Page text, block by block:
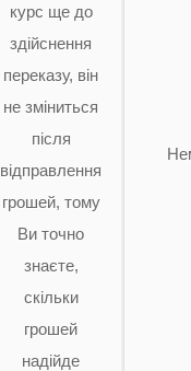
курс ще до
здійснення
переказу, він
не зміниться
після
відправлення
грошей, тому
Ви точно
знаєте,
скільки
грошей
надійде